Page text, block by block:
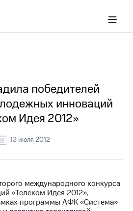
победителей
инноваций
Идея 2012»
13 июля 2012
международного конкурса
«Телеком Идея 2012»,
программы АФК «Система»